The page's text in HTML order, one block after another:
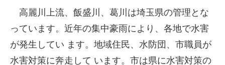
高麗川上流、飯盛川、葛川は埼玉県の管理とな
っています。近年の集中豪雨により、各地で水害
が発生してい ます。地域住民、水防団、市職員が
水害対策に奔走して います。市は県に水害対策の